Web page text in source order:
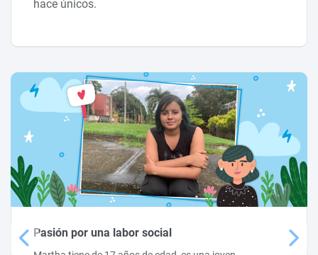
hace únicos.
Pasión por una labor social